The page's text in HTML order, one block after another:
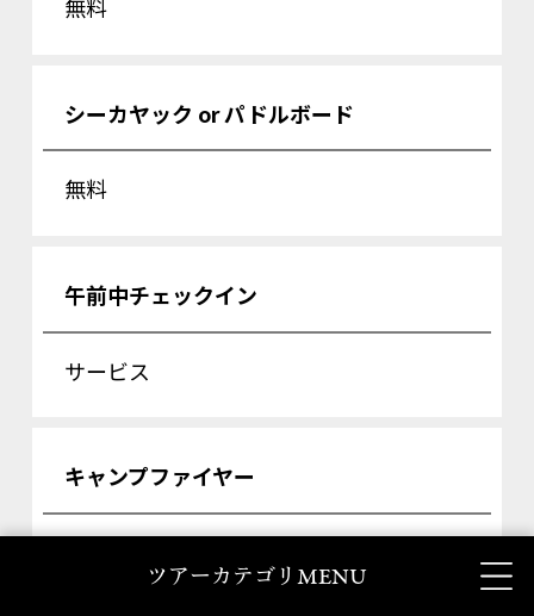
ツアーカテゴリ MENU
無料
シーカヤック or パドルボード
無料
午前中チェックイン
サービス
キャンプファイヤー